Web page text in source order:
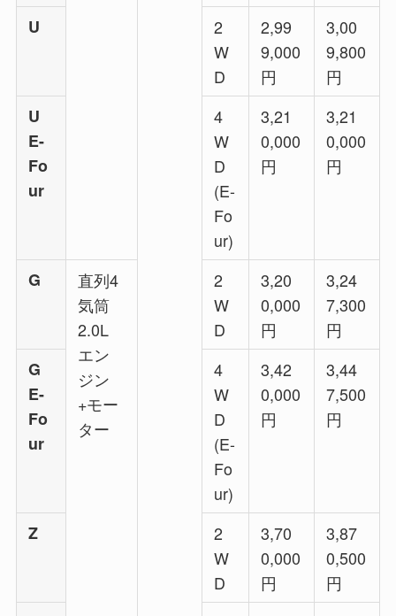
U
2
W
D
2,99
9,000
円
3,00
9,800
円
U
E-
Fo
ur
4
W
D
(E-
Fo
ur)
3,21
0,000
円
3,21
0,000
円
G
直列4
気筒
2.0L
エン
ジン
+モー
ター
2
W
D
3,20
0,000
円
3,24
7,300
円
G
E-
Fo
ur
4
W
D
(E-
Fo
ur)
3,42
0,000
円
3,44
7,500
円
Z
2
W
D
3,70
0,000
円
3,87
0,500
円